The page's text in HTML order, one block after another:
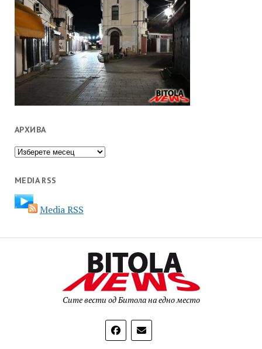
АРХИВА
Архива
MEDIA RSS
Media RSS
Сите вести од Битола на едно место